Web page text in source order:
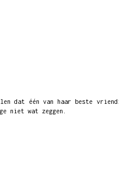
dat één van haar beste
niet wat zeggen.